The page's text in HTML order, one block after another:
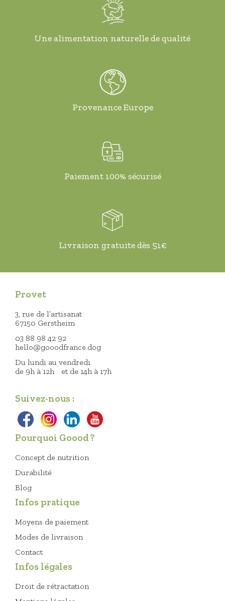
Une alimentation naturelle de qualité
Provenance Europe
Paiement 100% sécurisé
Livraison gratuite dès 51€
Provet
3, rue de l’artisanat
67150 Gerstheim
03 88 98 42 92
hello@gooodfrance.dog
Du lundi au vendredi
de 9h à 12h et de 14h à 17h
Suivez-nous :
Pourquoi Goood ?
Concept de nutrition
Durabilité
Blog
Infos pratique
Moyens de paiement
Modes de livraison
Contact
Infos légales
Droit de rétractation